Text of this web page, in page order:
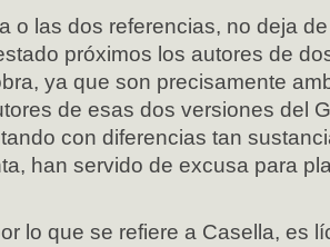
o las dos referencias, no deja
próximos los autores de
ya que son precisamente
de esas dos versiones del
con diferencias tan
han servido de excusa para
lo que se refiere a Casella, es